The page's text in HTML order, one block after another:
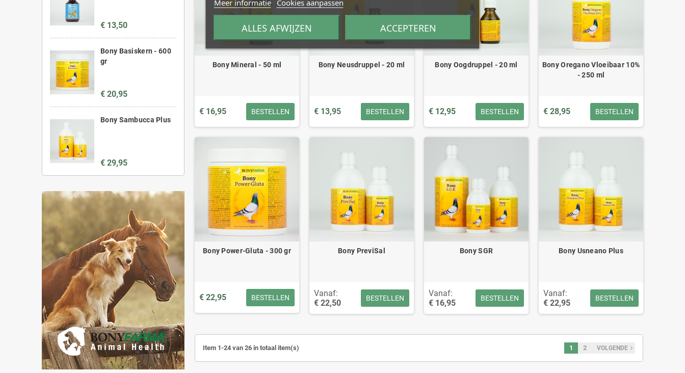
€ 13,50
Bony Basiskern - 600
gr
€ 20,95
Bony Sambucca Plus
€ 29,95
Bony Mineral - 50 ml
€ 16,95 BESTELLEN
Bony Neusdruppel - 20 ml
€ 13,95 BESTELLEN
Bony Oogdruppel - 20 ml
€ 12,95 BESTELLEN
Bony Oregano Vloeibaar 10%
- 250 ml
€ 28,95 BESTELLEN
Bony Power-Gluta - 300 gr
€ 22,95 BESTELLEN
Bony PreviSal
Vanaf:
€ 22,50
BESTELLEN
Bony SGR
Vanaf:
€ 16,95
BESTELLEN
Bony Usneano Plus
Vanaf:
€ 22,95
BESTELLEN
Item 1-24 van 26 in totaal item(s) 1 2 VOLGENDEnavigate_next
Meer informatie Cookies aanpassen
ALLES AFWIJZEN ACCEPTEREN